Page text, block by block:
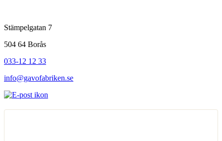
Stämpelgatan 7
504 64 Borås
033-12 12 33
info@gavofabriken.se